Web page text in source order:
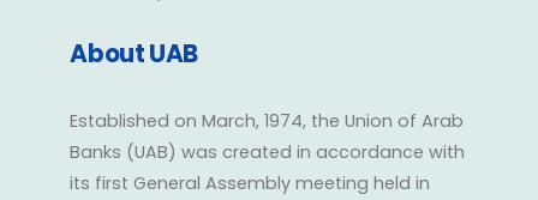
About UAB
Established on March, 1974, the Union of Arab
Banks (UAB) was created in accordance with
its first General Assembly meeting held in